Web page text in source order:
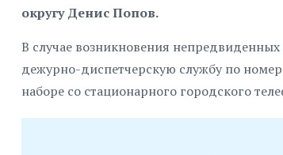
округу Денис Попов.
В случае возникновения
дежурно-диспетчерскую службу по
наборе со стационарного городского